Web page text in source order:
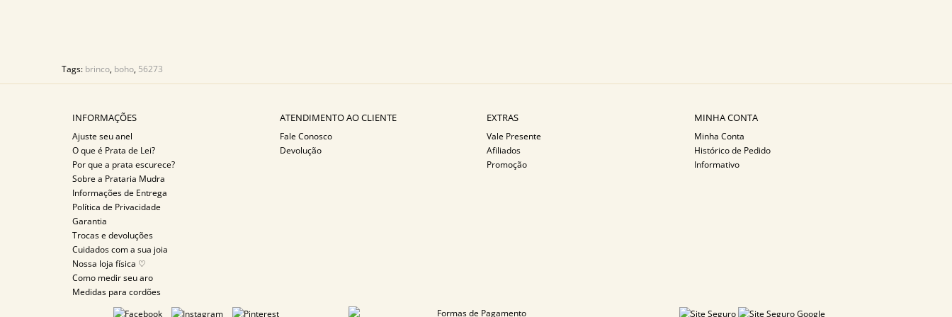
Tags: brinco, boho, 56273
INFORMAÇÕES
Ajuste seu anel
O que é Prata de Lei?
Por que a prata escurece?
Sobre a Prataria Mudra
Informações de Entrega
Política de Privacidade
Garantia
Trocas e devoluções
Cuidados com a sua joia
Nossa loja física ♡
Como medir seu aro
Medidas para cordões
ATENDIMENTO AO CLIENTE
Fale Conosco
Devolução
EXTRAS
Vale Presente
Afiliados
Promoção
MINHA CONTA
Minha Conta
Histórico de Pedido
Informativo